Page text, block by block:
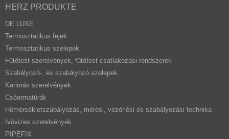
HERZ PRODUKTE
DE LUXE
Termosztatikus fejek
Termosztatikus szelepek
Fűtőtest-szerelvények, fűtőtest csatlakozási rendszerek
Szabályozó-, és szabályozó szelepek
Karimás szerelvények
Csőarmatúrák
Hőmérsékletszabályozás, mérési, vezérlési és szabályozási technika
Ivóvizes szerelvények
PIPEFIX